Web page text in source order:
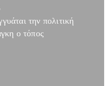
την πολιτική
ο τόπος